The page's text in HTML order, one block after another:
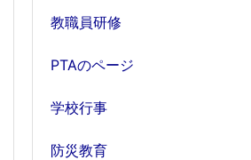
教職員研修
PTAのページ
学校行事
防災教育